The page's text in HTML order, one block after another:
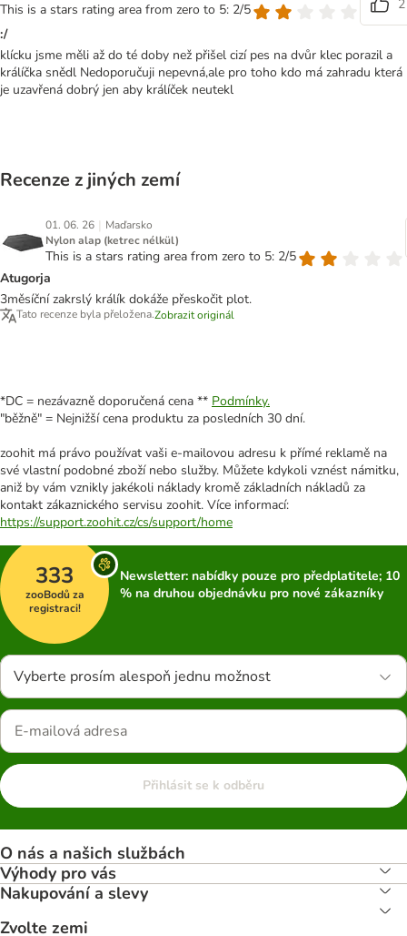
This is a stars rating area from zero to 5: 2/5
2
:/
klícku jsme měli až do té doby než přišel cizí pes na dvůr klec porazil a
králíčka snědl Nedoporučuji nepevná,ale pro toho kdo má zahradu která
je uzavřená dobrý jen aby králíček neutekl
Recenze z jiných zemí
01. 06. 26 | Maďarsko
Nylon alap (ketrec nélkül)
This is a stars rating area from zero to 5: 2/5
Atugorja
3měsíční zakrslý králík dokáže přeskočit plot.
Tato recenze byla přeložena.Zobrazit originál
*DC = nezávazně doporučená cena ** Podmínky.
"běžně" = Nejnižší cena produktu za posledních 30 dní.
zoohit má právo používat vaši e-mailovou adresu k přímé reklamě na
své vlastní podobné zboží nebo služby. Můžete kdykoli vznést námitku,
aniž by vám vznikly jakékoli náklady kromě základních nákladů za
kontakt zákaznického servisu zoohit. Více informací:
https://support.zoohit.cz/cs/support/home
333
zooBodů za
registraci!
Newsletter: nabídky pouze pro předplatitele; 10
% na druhou objednávku pro nové zákazníky
Vyberte prosím alespoň jednu možnost
Přihlásit se k odběru
O nás a našich službách
Výhody pro vás
Nakupování a slevy
Zvolte zemi